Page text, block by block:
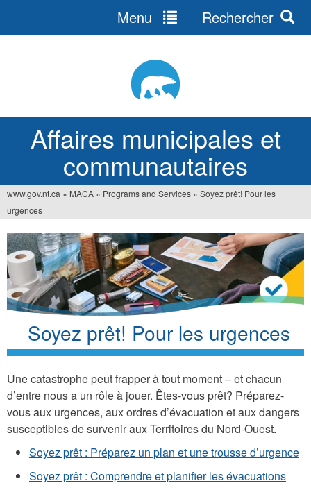
Affaires municipales et
communautaires
Menu Rechercher
Vous
êtes
ici
www.gov.nt.ca » MACA » Programs and Services » Soyez prêt! Pour les
urgences
Soyez prêt! Pour les urgences
Une catastrophe peut frapper à tout moment – et chacun
d’entre nous a un rôle à jouer. Êtes-vous prêt? Préparez-
vous aux urgences, aux ordres d’évacuation et aux dangers
susceptibles de survenir aux Territoires du Nord-Ouest.
Soyez prêt : Préparez un plan et une trousse d’urgence
Soyez prêt : Comprendre et planifier les évacuations